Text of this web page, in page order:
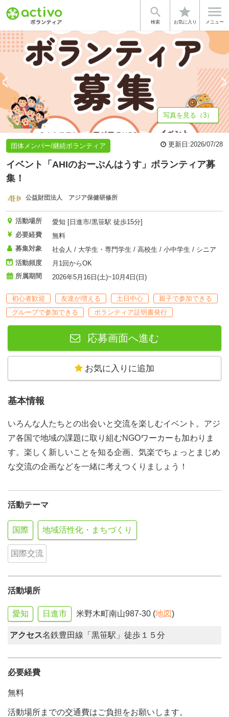

検索
star
お気に入り

メニュー
基本情報 募集詳細 法人情報
写真を見る（3）
団体メンバー/継続ボランティア 更新日:2026/07/28
イベント「AHIのおーぷんはうす」ボランティア募
集！
公益財団法人 アジア保健研修所
活動場所
愛知 [日進市/黒笹駅 徒歩15分]
必要経費
無料
募集対象
社会人 / 大学生・専門学生 / 高校生 / 小中学生 / シニア
活動頻度
月1回からOK
所属期間
2026年5月16日(土)~10月4日(日)
初心者歓迎 友達が増える 土日中心
親子で参加できる
グループで参加できる
ボランティア証明書発行
応募画面へ進む
お気に入りに追加
基本情報
いろんな人たちとの出会いと交流を楽しむイベント。アジ
ア各国で地域の課題に取り組むNGOワーカーも加わりま
す。楽しく新しいことを知る企画、気楽でちょっとまじめ
な交流の企画などを一緒に考えつくりましょう！
活動テーマ
国際 地域活性化・まちづくり
国際交流
活動場所
愛知 日進市 米野木町南山987-30 (地図)
アクセス名鉄豊田線「黒笹駅」徒歩１５分
必要経費
無料
活動場所までの交通費はご負担をお願いします。